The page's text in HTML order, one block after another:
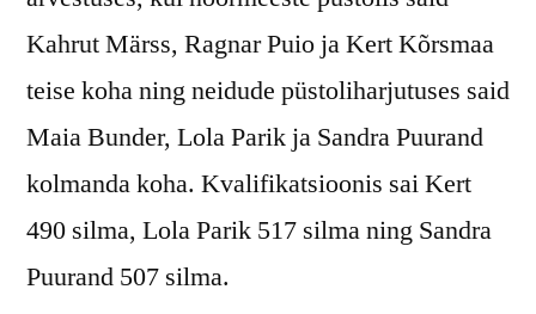
Kahrut Märss, Ragnar Puio ja Kert Kõrsmaa
teise koha ning neidude püstoliharjutuses said
Maia Bunder, Lola Parik ja Sandra Puurand
kolmanda koha. Kvalifikatsioonis sai Kert
490 silma, Lola Parik 517 silma ning Sandra
Puurand 507 silma.